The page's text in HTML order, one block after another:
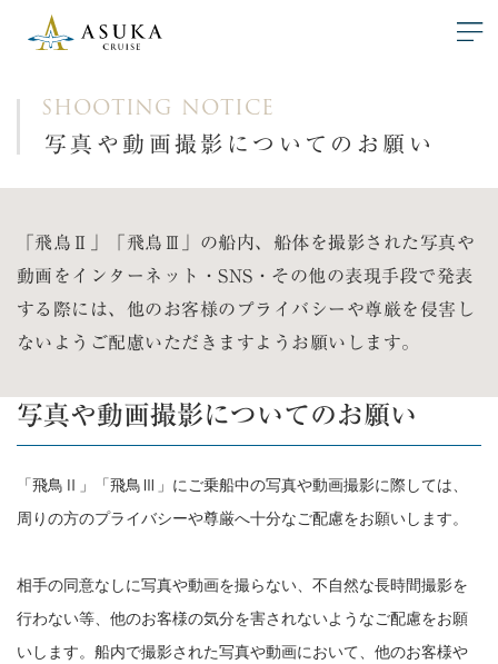
SHOOTING NOTICE
写真や動画撮影についてのお願い
「飛鳥Ⅱ」「飛鳥Ⅲ」の船内、船体を撮影された写真や
動画をインターネット・SNS・その他の表現手段で発表
する際には、他のお客様のプライバシーや尊厳を侵害し
ないようご配慮いただきますようお願いします。
写真や動画撮影についてのお願い
「飛鳥Ⅱ」「飛鳥Ⅲ」にご乗船中の写真や動画撮影に際しては、
周りの方のプライバシーや尊厳へ十分なご配慮をお願いします。
相手の同意なしに写真や動画を撮らない、不自然な長時間撮影を
行わない等、他のお客様の気分を害されないようなご配慮をお願
いします。船内で撮影された写真や動画において、他のお客様や